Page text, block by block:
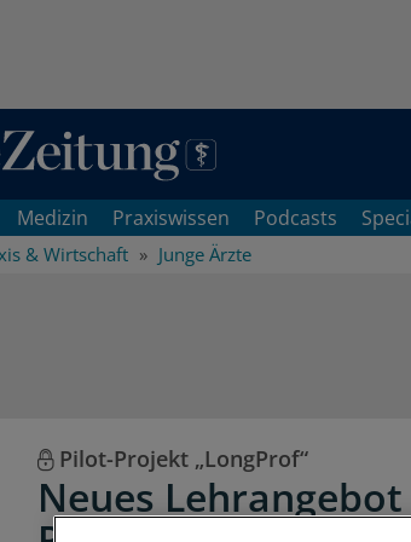
Medizin Praxiswissen Podcasts
& Wirtschaft Junge Ärzte
Pilot-Projekt „LongProf“
Neues